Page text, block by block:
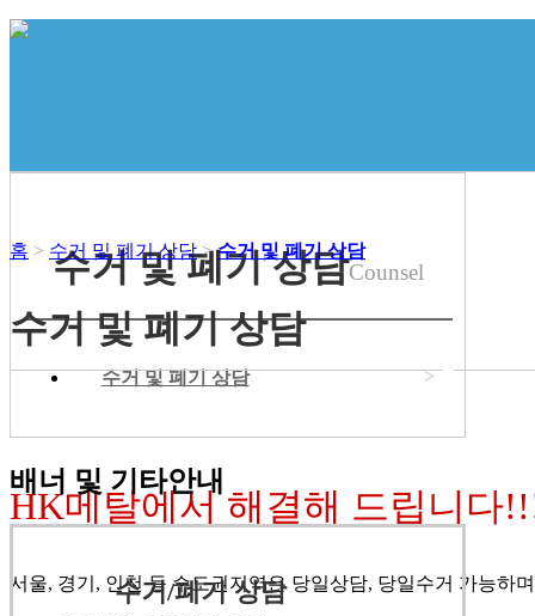
수거 및 폐기 상담Counsel
수거 및 폐기 상담 ◀
>
배너 및 기타안내
수거/폐기 상담
홈 > 수거 및 폐기 상담>수거 및 폐기 상담
수거 및 폐기 상담
HK메탈에서 해결해 드립니다
서울, 경기, 인천 등 수도권지역은 당일상담, 당일수거 가능하